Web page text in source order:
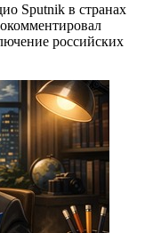
Sputnik в странах
российских